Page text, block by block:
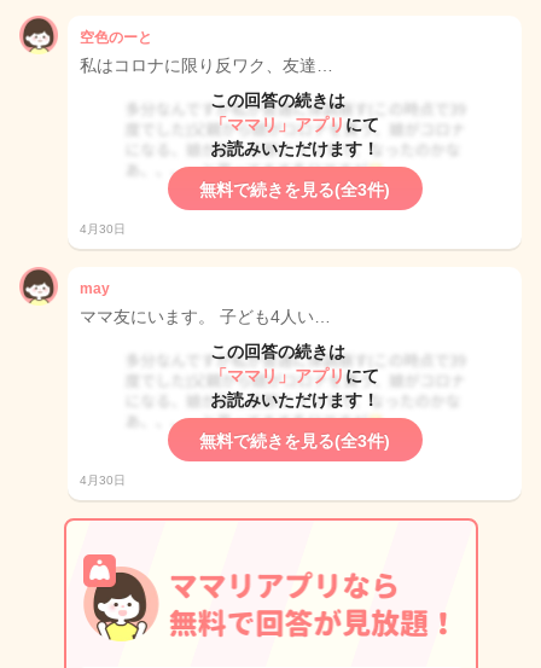
空色のーと
私はコロナに限り反ワク、友達…
この回答の続きは
「ママリ」アプリ にて
お読みいただけます！
無料で続きを見る(全3件)
4月30日
may
ママ友にいます。 子ども4人い…
この回答の続きは
「ママリ」アプリ にて
お読みいただけます！
無料で続きを見る(全3件)
4月30日